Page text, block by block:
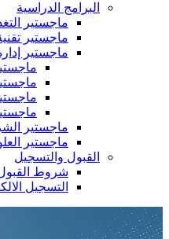
البرامج الدراسية
ماجستير
ماجستير
ماجستير
ماجستير
ماجستير
القبول والتسجيل
شروط
التسجيل